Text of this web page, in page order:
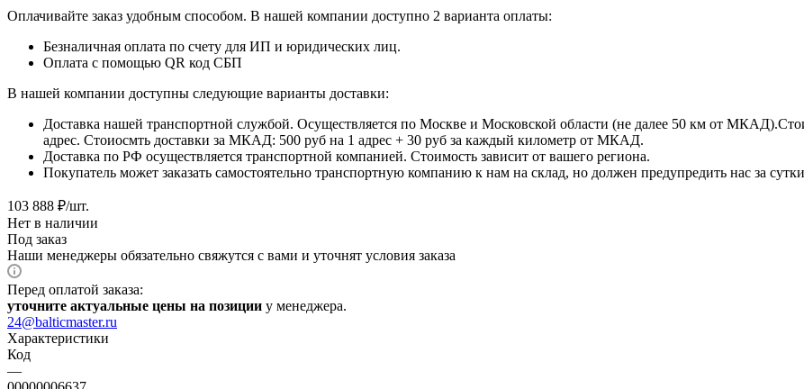
Оплачивайте заказ удобным способом. В нашей компании доступно 2 варианта оплаты:
Безналичная оплата по счету для ИП и юридических лиц.
Оплата с помощью QR код СБП
В нашей компании доступны следующие варианты доставки:
Доставка нашей транспортной службой. Осуществляется по Москве и Московской области (не далее 50 км от
адрес. Стоиосмть доставки за МКАД: 500 руб на 1 адрес + 30 руб за каждый километр от МКАД.
Доставка по РФ осуществляется транспортной компанией. Стоимость зависит от вашего региона.
Покупатель может заказать самостоятельно транспортную компанию к нам на склад, но должен предупредить нас за
103 888 ₽/шт.
Нет в наличии
Под заказ
Наши менеджеры обязательно свяжутся с вами и уточнят условия заказа
Перед оплатой заказа:
уточните актуальные цены на позиции у менеджера.
24@balticmaster.ru
Характеристики
Код
—